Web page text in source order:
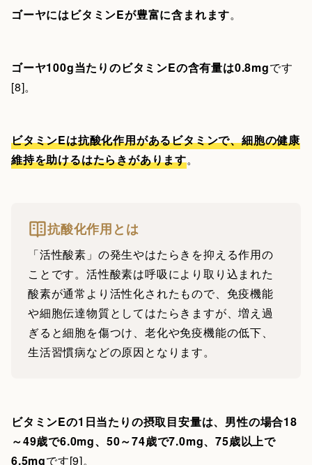
ゴーヤにはビタミンEが豊富に含まれます。
ゴーヤ100g当たりのビタミンEの含有量は0.8mgです
[8]。
ビタミンEは抗酸化作用があるビタミンで、細胞の健康
維持を助けるはたらきがあります。
抗酸化作用とは
「活性酸素」の発生やはたらきを抑える作用の
ことです。活性酸素は呼吸により取り込まれた
酸素が通常より活性化されたもので、免疫機能
や細胞伝達物質としてはたらきますが、増え過
ぎると細胞を傷つけ、老化や免疫機能の低下、
生活習慣病などの原因となります。
ビタミンEの1日当たりの摂取目安量は、男性の場合18
～49歳で6.0mg、50～74歳で7.0mg、75歳以上で
6.5mgです[9]。